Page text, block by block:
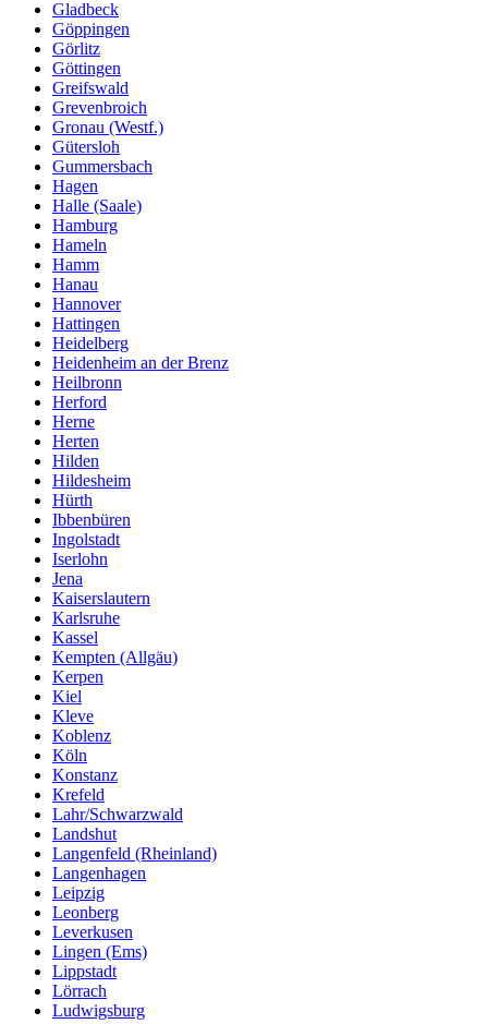
Gladbeck
Göppingen
Görlitz
Göttingen
Greifswald
Grevenbroich
Gronau (Westf.)
Gütersloh
Gummersbach
Hagen
Halle (Saale)
Hamburg
Hameln
Hamm
Hanau
Hannover
Hattingen
Heidelberg
Heidenheim an der Brenz
Heilbronn
Herford
Herne
Herten
Hilden
Hildesheim
Hürth
Ibbenbüren
Ingolstadt
Iserlohn
Jena
Kaiserslautern
Karlsruhe
Kassel
Kempten (Allgäu)
Kerpen
Kiel
Kleve
Koblenz
Köln
Konstanz
Krefeld
Lahr/Schwarzwald
Landshut
Langenfeld (Rheinland)
Langenhagen
Leipzig
Leonberg
Leverkusen
Lingen (Ems)
Lippstadt
Lörrach
Ludwigsburg